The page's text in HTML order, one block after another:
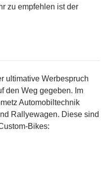
zu empfehlen ist der
ultimative Werbespruch
den Weg gegeben. Im
Automobiltechnik
Rallyewagen. Diese sind
Bikes: